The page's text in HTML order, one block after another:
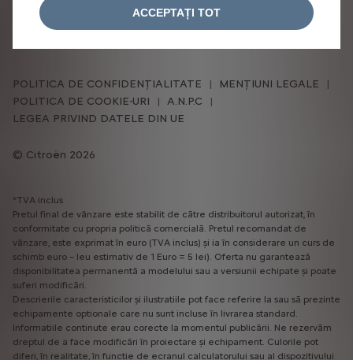
Mai multe informații despre accesarea plaformei sunt
Citroën 2026
POLITICA DE CONFIDENȚIALITATE
MENȚIUNI LEGALE
POLITICA DE COOKIE-URI
A.N.P.C
LEGEA PRIVIND DATELE DIN UE
*TVA inclus
Pretul final de vânzare este stabilit de către distribuitorul autorizat, în
conformitate cu propria politică comercială. Pretul recomandat de
vânzare, este exprimat în euro (TVA inclus) și ia în considerare un curs de
schimb euro – leu estimativ de 1 Euro = 5 lei). Oferta nu garantează
disponibilitatea permanentă a modelului sau a versiunii echipate și poate
suferi modificări.
Descrierile caracteristicilor și ilustratiile pot face referire la sau să prezinte
echipamente optionale care nu sunt incluse în livrarea standard.
Informatiile continute erau corecte la momentul publicării. Ne rezervăm
dreptul de a face modificări în proiectare și echipament. Culorile pot
diferi, în realitate, în functie de ecranul calculatorului sau al dispozitivului
ACCEPTAȚI TOT